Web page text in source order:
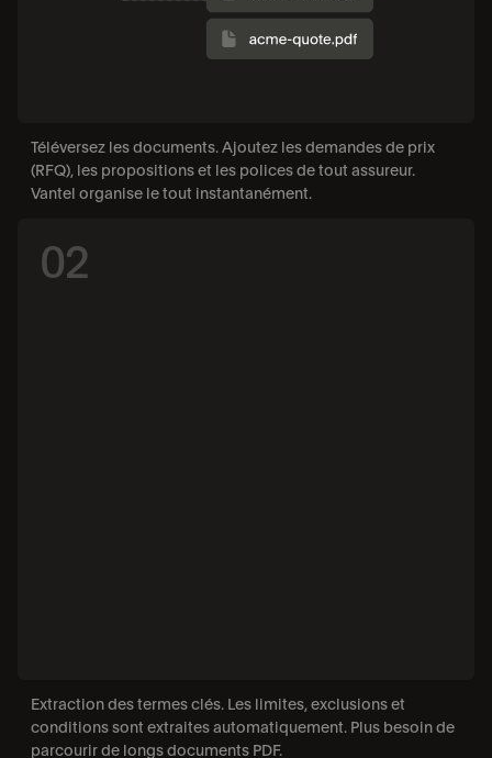
Téléversez les documents. Ajoutez les demandes de prix
(RFQ), les propositions et les polices de tout assureur.
Vantel organise le tout instantanément.
02
Extraction des termes clés. Les limites, exclusions et
conditions sont extraites automatiquement. Plus besoin de
parcourir de longs documents PDF.